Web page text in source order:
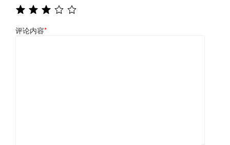
评论内容*